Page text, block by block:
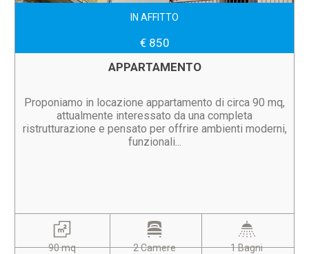
IN AFFITTO
€ 850
APPARTAMENTO
Proponiamo in locazione appartamento di circa 90 mq,
attualmente interessato da una completa
ristrutturazione e pensato per offrire ambienti moderni,
funzionali...
90 mq 2 Camere
1 Bagni